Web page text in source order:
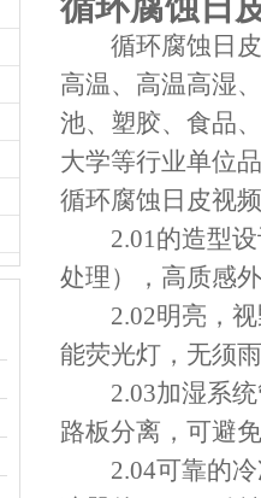
循环腐蚀日
高温、高温高湿
池、塑胶、食品
大学等行业单位品
循环腐蚀日皮视
2.01的造型设计
处理），高质感外
2.02明亮，
能荧光灯，无
2.03加湿系统管
路板分离，可避
2.04可靠的冷冻